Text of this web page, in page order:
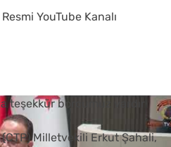
YouTube Kanalı
teşekkür borcumuz vardır
Milletvekili Erkut Şahali,